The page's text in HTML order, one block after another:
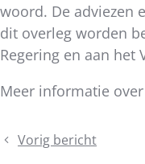
woord. De adviezen
dit overleg worden
Regering en aan het
Meer informatie over
DeelVorig bericht
Week